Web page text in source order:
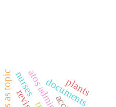
documents
nurses plants